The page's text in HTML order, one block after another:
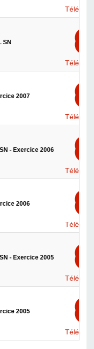
SN
2007
- Exercice 2006
2006
- Exercice 2005
2005